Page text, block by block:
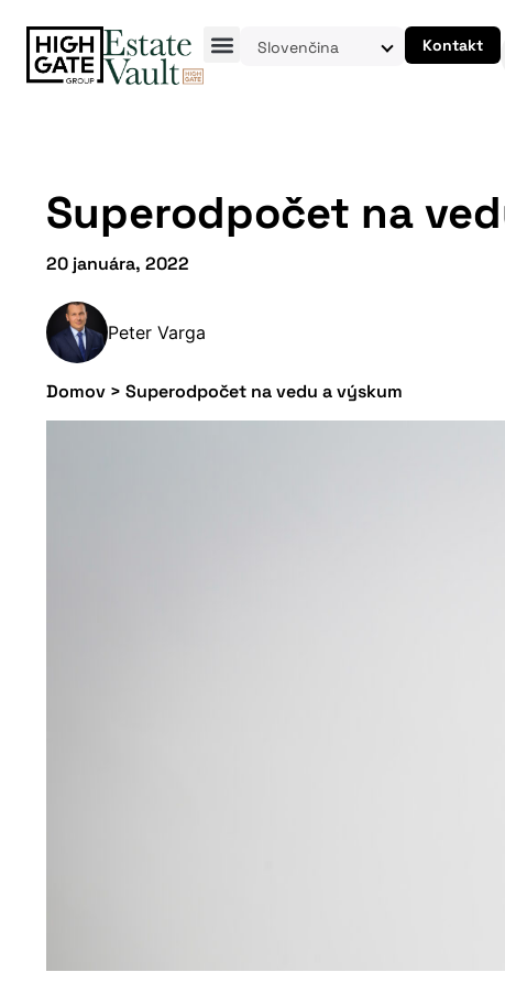
Slovenčina Kontakt
Superodpočet na
20 januára, 2022
Peter Varga
Domov > Superodpočet na vedu a výskum